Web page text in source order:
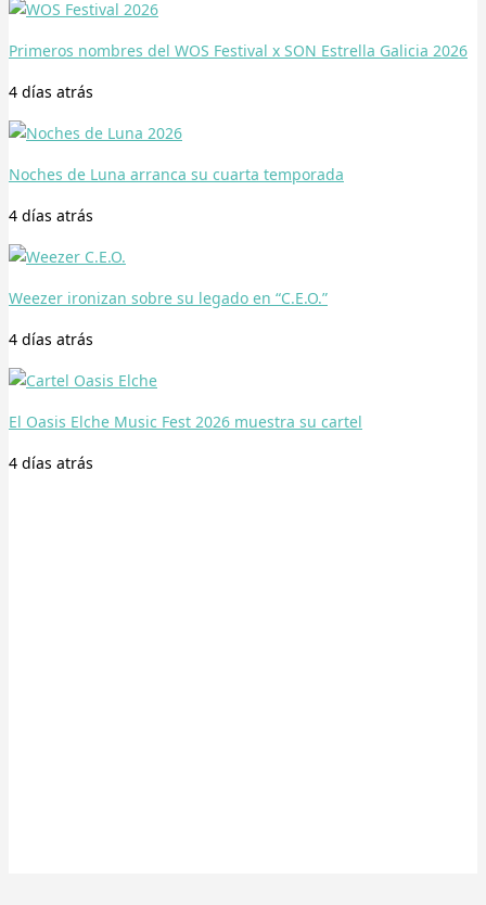
Primeros nombres del WOS Festival x SON Estrella Galicia 2026
4 días atrás
Noches de Luna arranca su cuarta temporada
4 días atrás
Weezer ironizan sobre su legado en “C.E.O.”
4 días atrás
El Oasis Elche Music Fest 2026 muestra su cartel
4 días atrás